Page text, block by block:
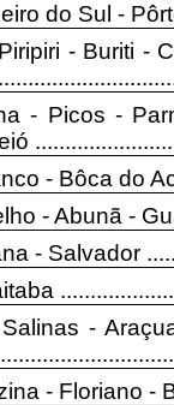
do Sul -
- Buriti -
- Picos -
- Bôca do
- Abunã -
- Salvador
-
- Floriano -